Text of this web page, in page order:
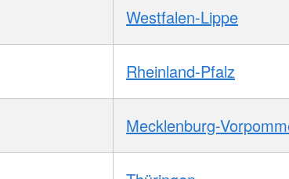
Westfalen-Lippe
Rheinland-Pfalz
Mecklenburg-